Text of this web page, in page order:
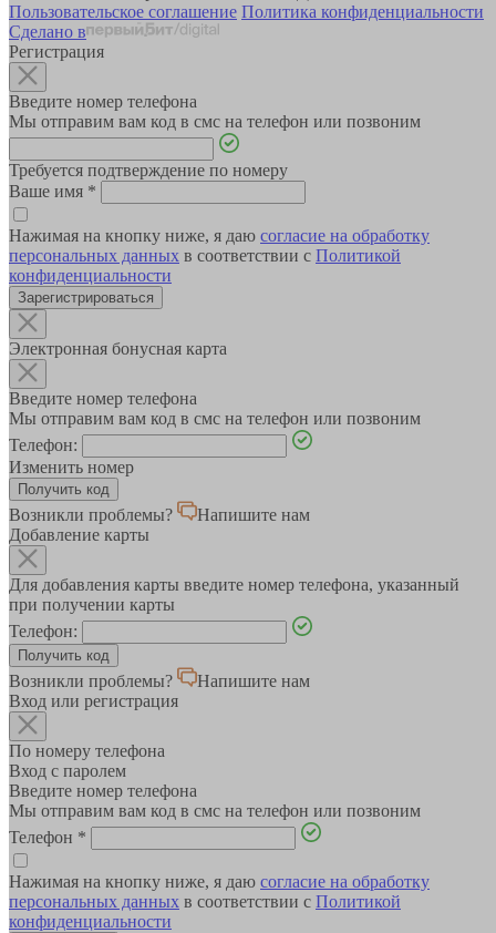
Пользовательское соглашение Политика конфиденциальности
Сделано в
Регистрация
Введите номер телефона
Мы отправим вам код в смс на телефон или позвоним
Требуется подтверждение по номеру
Ваше имя *
Нажимая на кнопку ниже, я даю согласие на обработку
персональных данных в соответствии с Политикой
конфиденциальности
Зарегистрироваться
Электронная бонусная карта
Введите номер телефона
Мы отправим вам код в смс на телефон или позвоним
Телефон:
Изменить номер
Возникли проблемы?
Напишите нам
Добавление карты
Для добавления карты введите номер телефона, указанный
при получении карты
Телефон:
Возникли проблемы?
Напишите нам
Вход или регистрация
По номеру телефона
Вход с паролем
Введите номер телефона
Мы отправим вам код в смс на телефон или позвоним
Телефон *
Нажимая на кнопку ниже, я даю согласие на обработку
персональных данных в соответствии с Политикой
конфиденциальности